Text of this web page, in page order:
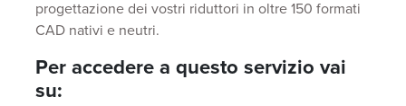
progettazione dei vostri riduttori in oltre 150 formati
CAD nativi e neutri.
Per accedere a questo servizio vai
su: